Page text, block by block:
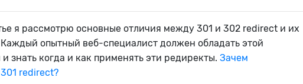
я рассмотрю основные отличия между 301 и 302 redirect и их
опытный веб-специалист должен обладать этой
знать когда и как применять эти редиректы. Зачем
redirect?